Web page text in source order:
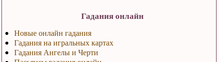
Гадания онлайн
Новые онлайн гадания
Гадания на игральных картах
Гадания Ангелы и Черти